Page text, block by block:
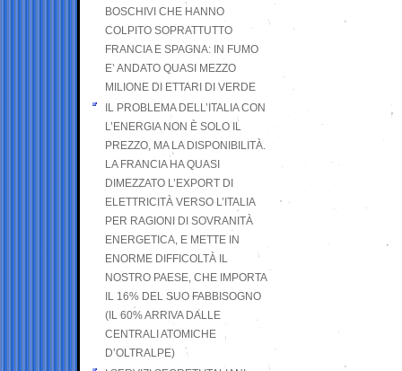
BOSCHIVI CHE HANNO
COLPITO SOPRATTUTTO
FRANCIA E SPAGNA: IN FUMO
E’ ANDATO QUASI MEZZO
MILIONE DI ETTARI DI VERDE
IL PROBLEMA DELL’ITALIA CON
L’ENERGIA NON È SOLO IL
PREZZO, MA LA DISPONIBILITÀ.
LA FRANCIA HA QUASI
DIMEZZATO L’EXPORT DI
ELETTRICITÀ VERSO L’ITALIA
PER RAGIONI DI SOVRANITÀ
ENERGETICA, E METTE IN
ENORME DIFFICOLTÀ IL
NOSTRO PAESE, CHE IMPORTA
IL 16% DEL SUO FABBISOGNO
(IL 60% ARRIVA DALLE
CENTRALI ATOMICHE
D’OLTRALPE)